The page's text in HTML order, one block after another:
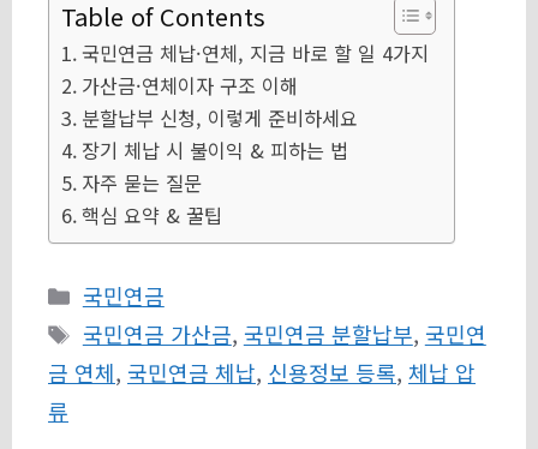
Table of Contents
국민연금 체납·연체, 지금 바로 할 일 4가지
가산금·연체이자 구조 이해
분할납부 신청, 이렇게 준비하세요
장기 체납 시 불이익 & 피하는 법
자주 묻는 질문
핵심 요약 & 꿀팁
카
테
고
리
국민연금
태
그
국민연금 가산금, 국민연금 분할납부, 국민연
금 연체, 국민연금 체납, 신용정보 등록, 체납 압
류